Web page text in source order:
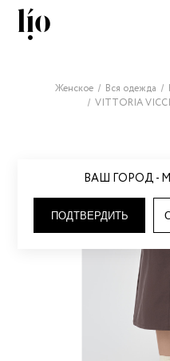
ВАШ ГОРОД -
ПОДТВЕРДИТЬ
Женское Вся одежда
VITTORIA VICCI